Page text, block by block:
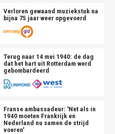
Verloren gewaand muziekstuk na
bijna 75 jaar weer opgevoerd
Terug naar 14 mei 1940: de dag
dat het hart uit Rotterdam werd
gebombardeerd
Franse ambassadeur: 'Net als in
1940 moeten Frankrijk en
Nederland nu samen de strijd
voeren'